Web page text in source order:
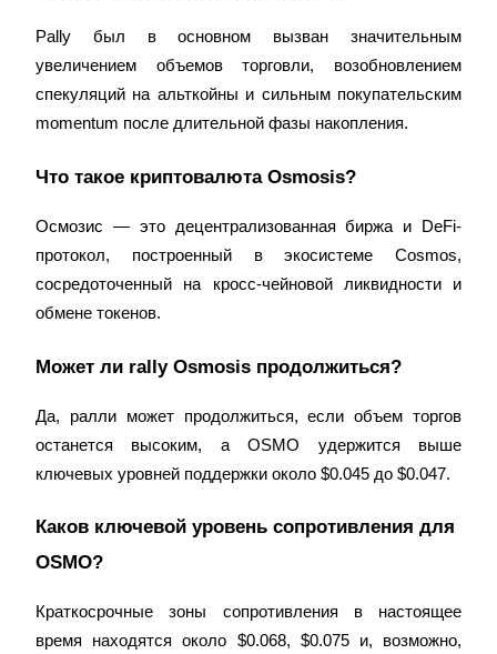
Рally был в основном вызван значительным
увеличением объемов торговли, возобновлением
спекуляций на альткойны и сильным покупательским
momentum после длительной фазы накопления.
Что такое криптовалюта Osmosis?
Осмозис — это децентрализованная биржа и DeFi-
протокол, построенный в экосистеме Cosmos,
сосредоточенный на кросс-чейновой ликвидности и
обмене токенов.
Может ли rally Osmosis продолжиться?
Да, ралли может продолжиться, если объем торгов
останется высоким, а OSMO удержится выше
ключевых уровней поддержки около $0.045 до $0.047.
Каков ключевой уровень сопротивления для
OSMO?
Краткосрочные зоны сопротивления в настоящее
время находятся около $0.068, $0.075 и, возможно,